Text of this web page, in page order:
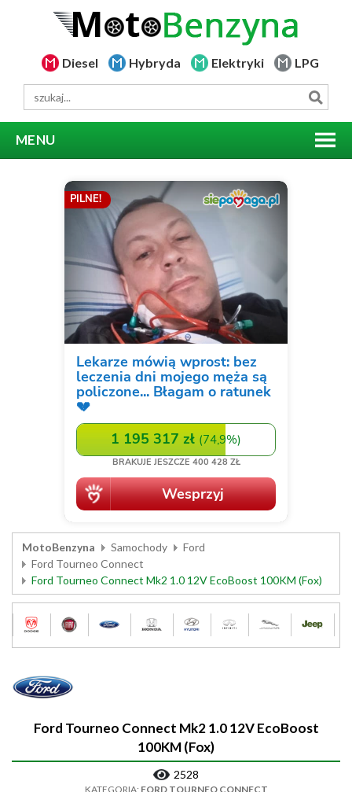
Diesel Hybryda Elektryki LPG
MENU
MotoBenzyna Samochody
Ford
Ford Tourneo Connect
Ford Tourneo Connect Mk2 1.0 12V EcoBoost 100KM (Fox)
Ford Tourneo Connect Mk2 1.0 12V EcoBoost
100KM (Fox)
2528
KATEGORIA: FORD TOURNEO CONNECT